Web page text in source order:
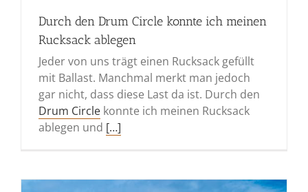
Durch den Drum Circle konnte ich meinen
Rucksack ablegen
Jeder von uns trägt einen Rucksack gefüllt
mit Ballast. Manchmal merkt man jedoch
gar nicht, dass diese Last da ist. Durch den
Drum Circle konnte ich meinen Rucksack
ablegen und […]